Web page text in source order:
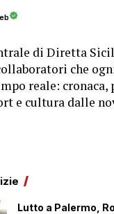
di Diretta
che
reale: cronaca,
e cultura dalle
Lutto a Palermo,